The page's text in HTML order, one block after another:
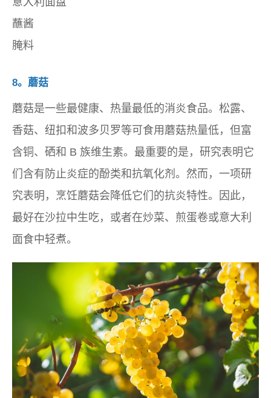
蘸酱
腌料
8。蘑菇
蘑菇是一些最健康、热量最低的消炎食品。松露、
香菇、纽扣和波多贝罗等可食用蘑菇热量低，但富
含铜、硒和 B 族维生素。最重要的是，研究表明它
们含有防止炎症的酚类和抗氧化剂。然而，一项研
究表明，烹饪蘑菇会降低它们的抗炎特性。因此，
最好在沙拉中生吃，或者在炒菜、煎蛋卷或意大利
面食中轻煮。